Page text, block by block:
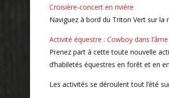
Croisière-concert en rivière
Naviguez à bord du Triton Vert sur
Activité équestre : Cowboy dans l’âme
Prenez part à cette toute nouvelle
d’habiletés équestres en forêt et en
Les activités se déroulent tout l’été